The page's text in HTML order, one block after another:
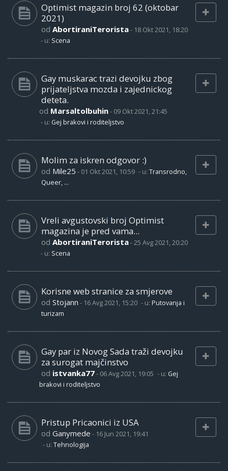
Optimist magazin broj 62 (oktobar
2021)
od AbortiraniTerorista- 18 Okt 2021, 18:20
- u: Scena
Gay muskarac trazi devojku zbog
prijateljstva mozda i zajednickog
deteta.
od Marsaltolbuhin- 09 Okt 2021, 21:45
- u: Gej brakovi i roditeljstvo
Molim za iskren odgovor :)
od Mile25 - 01 Okt 2021, 10:59 - u: Transrodno,
Queer, ...
Vreli avgustovski broj Optimist
magazina je pred vama...
od AbortiraniTerorista-25 Avg 2021, 20:20
- u: Scena
Korisne web stranice za smjerove
od Stojann - 16 Avg 2021, 15:20 - u: Putovanja i
turizam
Gay par iz Novog Sada traži devojku
za surogat majčinstvo
od istvanka77- 06 Avg 2021, 19:05 - u: Gej
brakovi i roditeljstvo
Pristup Pricaonici iz USA
od Ganymede - 16 Jun 2021, 19:41
- u: Tehnologija